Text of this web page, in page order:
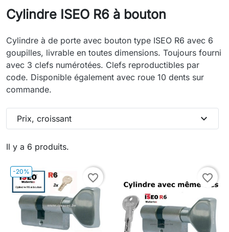
Cylindre ISEO R6 à bouton
Cylindre à de porte avec bouton type ISEO R6 avec 6
goupilles, livrable en toutes dimensions. Toujours fourni
avec 3 clefs numérotées. Clefs reproductibles par
code. Disponible également avec roue 10 dents sur
commande.
Il y a 6 produits.
Prix, croissant expand_more
-20%
favorite_border favorite_border